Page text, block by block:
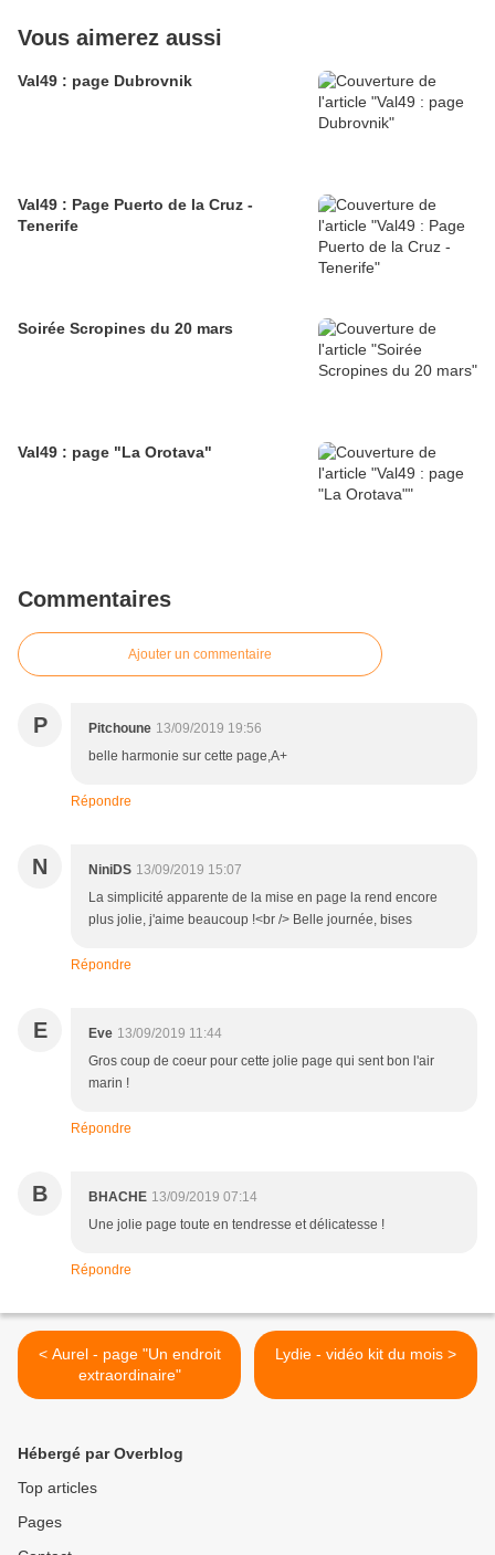
Vous aimerez aussi
Val49 : page Dubrovnik
Val49 : Page Puerto de la Cruz -
Tenerife
Soirée Scropines du 20 mars
Val49 : page "La Orotava"
Commentaires
Ajouter un commentaire
P Pitchoune 13/09/2019 19:56
belle harmonie sur cette page,A+
Répondre
N NiniDS 13/09/2019 15:07
La simplicité apparente de la mise en page la rend encore
plus jolie, j'aime beaucoup !<br /> Belle journée, bises
Répondre
E Eve 13/09/2019 11:44
Gros coup de coeur pour cette jolie page qui sent bon l'air
marin !
Répondre
B BHACHE 13/09/2019 07:14
Une jolie page toute en tendresse et délicatesse !
Répondre
< Aurel - page "Un endroit
extraordinaire"
Lydie - vidéo kit du mois >
Hébergé par Overblog
Top articles
Pages